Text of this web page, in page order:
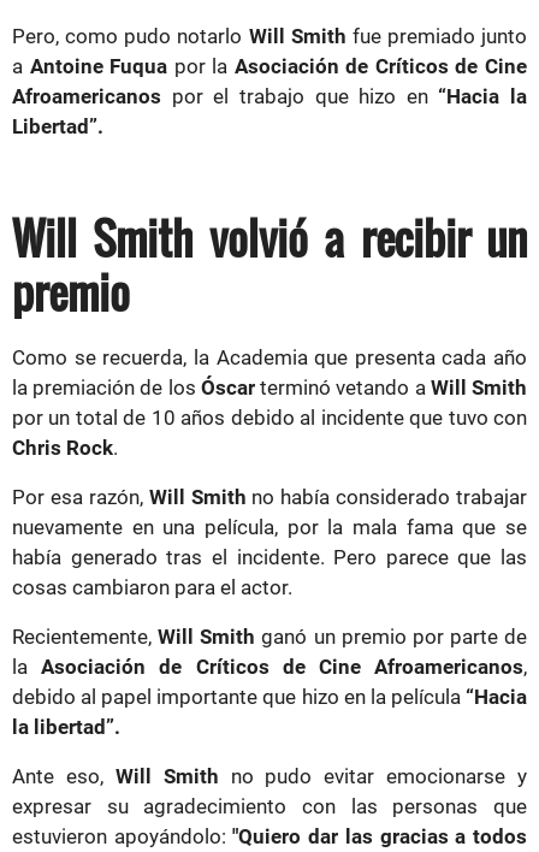
Pero, como pudo notarlo Will Smith fue premiado junto
a Antoine Fuqua por la Asociación de Críticos de Cine
Afroamericanos por el trabajo que hizo en “Hacia la
Libertad”.
Will Smith volvió a recibir un
premio
Como se recuerda, la Academia que presenta cada año
la premiación de los Óscarterminó vetando a Will Smith
por un total de 10 años debido al incidente que tuvo con
Chris Rock.
Por esa razón, Will Smith no había considerado trabajar
nuevamente en una película, por la mala fama que se
había generado tras el incidente. Pero parece que las
cosas cambiaron para el actor.
Recientemente,Will Smith ganó un premio por parte de
laAsociación de Críticos de Cine Afroamericanos,
debido al papel importante que hizo en la película “Hacia
la libertad”.
Ante eso, Will Smith no pudo evitar emocionarse y
expresar su agradecimiento con las personas que
estuvieron apoyándolo:"Quiero dar las gracias a todos